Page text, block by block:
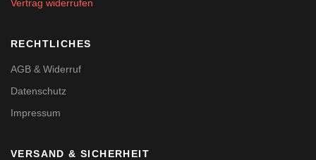
Vertrag widerrufen
RECHTLICHES
AGB & Widerruf
Datenschutz
Impressum
VERSAND & SICHERHEIT